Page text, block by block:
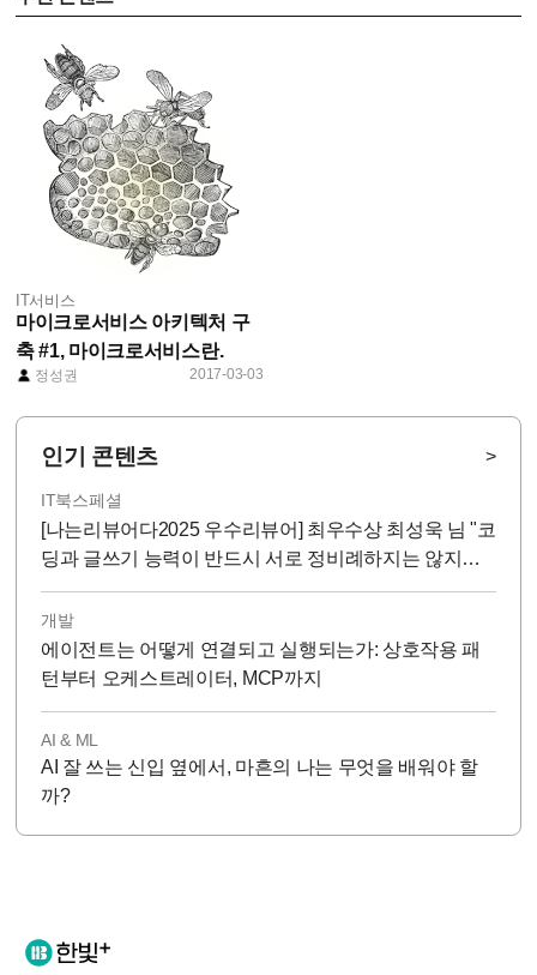
IT서비스
마이크로서비스 아키텍처 구
축 #1, 마이크로서비스란.
정성권 2017-03-03
인기 콘텐츠 >
IT북스페셜
[나는리뷰어다2025 우수리뷰어] 최우수상 최성욱 님 "코
딩과 글쓰기 능력이 반드시 서로 정비례하지는 않지
만...!"
개발
에이전트는 어떻게 연결되고 실행되는가: 상호작용 패
턴부터 오케스트레이터, MCP까지
AI & ML
AI 잘 쓰는 신입 옆에서, 마흔의 나는 무엇을 배워야 할
까?